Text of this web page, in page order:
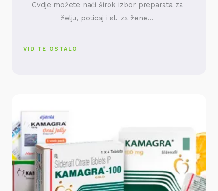
Ovdje možete naći širok izbor preparata za
želju, poticaj i sl. za žene...
VIDITE OSTALO